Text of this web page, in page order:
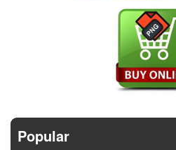
Popular